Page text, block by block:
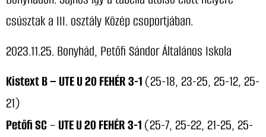
csúsztak a III. osztály Közép csoportjában.
2023.11.25. Bonyhád, Petőfi Sándor Általános Iskola
Kistext B – UTE U 20 FEHÉR 3-1(25-18, 23-25, 25-12, 25-
21)
Petőfi SC–UTE U 20 FEHÉR 3-1(25-7, 25-22, 21-25, 25-